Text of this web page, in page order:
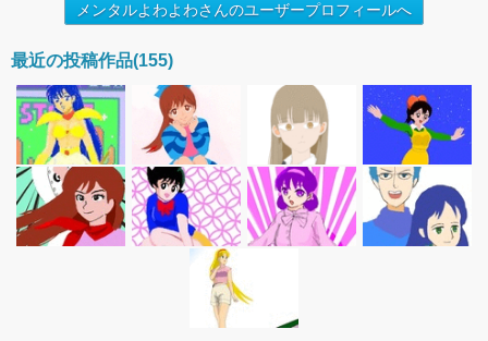
メンタルよわよわさんのユーザープロフィールへ
最近の投稿作品(155)